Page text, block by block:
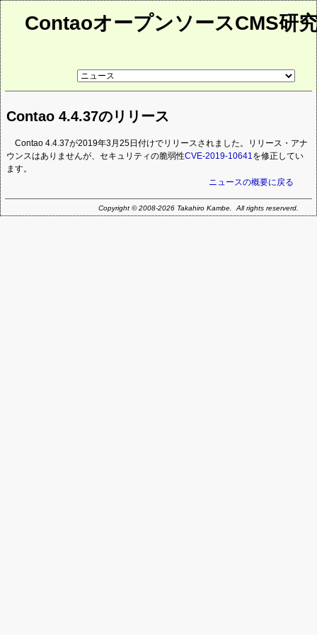
ContaoオープンソースCMS研
リ
ペ
ー
Contao 4.4.37のリリース
Contao 4.4.37が2019年3月25日付けでリリースされました。リリース・アナ
ウンスはありませんが、セキュリティの脆弱性CVE-2019-10641を修正してい
ます。
ニュースの概要に戻る
Copyright © 2008-2026 Takahiro Kambe. All rights reserverd.